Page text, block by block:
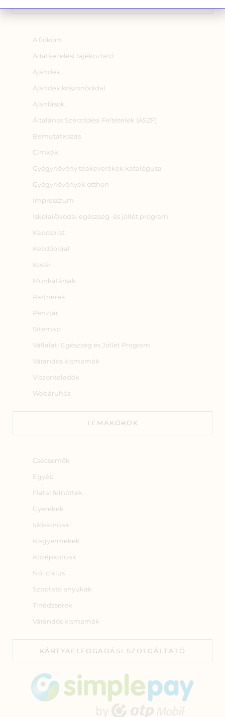
A fiókom
Adatkezelési tájékoztató
Ajándék
Ajándék köszönőoldal
Ajánlások
Általános Szerződési Feltételek (ÁSZF)
Bemutatkozás
Címkék
Gyógynövény teakeverékek katalógusa
Gyógynövények otthon
Impresszum
Iskolai/óvodai egészség‑ és jóllét program
Kapcsolat
Kezdőoldal
Kosár
Munkatársak
Partnerek
Pénztár
Sitemap
Vállalati Egészség és Jóllét Program
Várandós kismamák
Viszonteladók
Webáruház
TÉMAKÖRÖK
Csecsemők
Egyéb
Fiatal felnőttek
Gyerekek
Időskorúak
Kisgyermekek
Középkorúak
Női ciklus
Szoptató anyukák
Tinédzserek
Várandós kismamák
KÁRTYAELFOGADÁSI SZOLGÁLTATÓ